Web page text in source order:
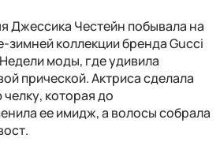
Джессика Честейн побывала на
зимней коллекции бренда Gucci
моды, где удивила
прической. Актриса сделала
которая до
ее имидж, а волосы собрала